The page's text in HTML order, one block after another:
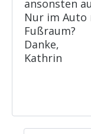
ansonsten
Nur im Auto
Fußraum?
Danke,
Kathrin